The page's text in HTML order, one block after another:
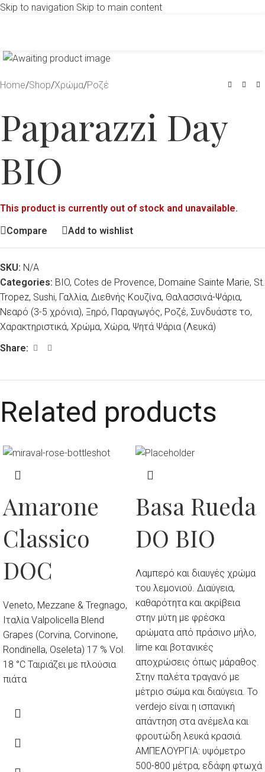
Skip to navigation Skip to main content
Home/Shop/Χρώμα/Ροζέ
Paparazzi Day
BIO
This product is currently out of stock and unavailable.
Compare
Add to wishlist
SKU: N/A
Categories: BIO, Cotes de Provence, Domaine Sainte Marie, St.
Tropez, Sushi, Γαλλία, Διεθνής Κουζίνα, Θαλασσινά-Ψάρια,
Νεαρό (3-5 χρόνια), Ξηρό, Παραγωγός, Ροζέ, Συνδυάστε το,
Χαρακτηριστικά, Χρώμα, Χώρα, Ψητά Ψάρια (Λευκά)
Share:
Related products
Amarone
Classico
DOC
Veneto, Mezzane & Tregnago,
Ιταλία Valpolicella Blend
Grapes (Corvina, Corvinone,
Rondinella, Oseleta) 17 % Vol.
18 °C Ταιριάζει με πλούσια
πιάτα
Basa Rueda
DO BIO
Λαμπερό και διαυγές χρώμα
του λεμονιού. Διαύγεια,
καθαρότητα και ακρίβεια
στην μύτη με φρέσκα
αρώματα από πράσινο μήλο,
lime και βοτανικές
αποχρώσεις όπως μάραθος.
Στην παλέτα τραγανό με
μέτριο σώμα και διαύγεια. Το
verdejo είναι η ισπανική
απάντηση στα ανέμελα και
φρουτώδη λευκά κρασιά.
ΑΜΠΕΛΟΥΡΓΙΑ: υψόμετρο
500-800 μέτρα, εδάφη φτωχά